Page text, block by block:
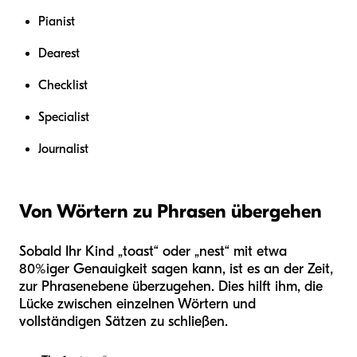
Pianist
Dearest
Checklist
Specialist
Journalist
Von Wörtern zu Phrasen übergehen
Sobald Ihr Kind „toast“ oder „nest“ mit etwa
80%iger Genauigkeit sagen kann, ist es an der Zeit,
zur Phrasenebene überzugehen. Dies hilft ihm, die
Lücke zwischen einzelnen Wörtern und
vollständigen Sätzen zu schließen.